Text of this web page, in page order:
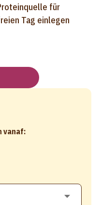
für
Tag einlegen
vanaf: